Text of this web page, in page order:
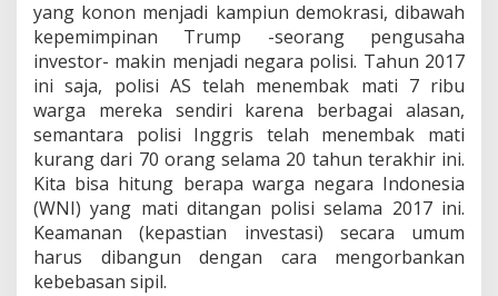
a
P
l
i
s
yang konon menjadi kampiun demokrasi, dibawah
kepemimpinan Trump -seorang pengusaha
investor- makin menjadi negara polisi. Tahun 2017
ini saja, polisi AS telah menembak mati 7 ribu
warga mereka sendiri karena berbagai alasan,
semantara polisi Inggris telah menembak mati
kurang dari 70 orang selama 20 tahun terakhir ini.
Kita bisa hitung berapa warga negara Indonesia
(WNI) yang mati ditangan polisi selama 2017 ini.
Keamanan (kepastian investasi) secara umum
harus dibangun dengan cara mengorbankan
kebebasan sipil.